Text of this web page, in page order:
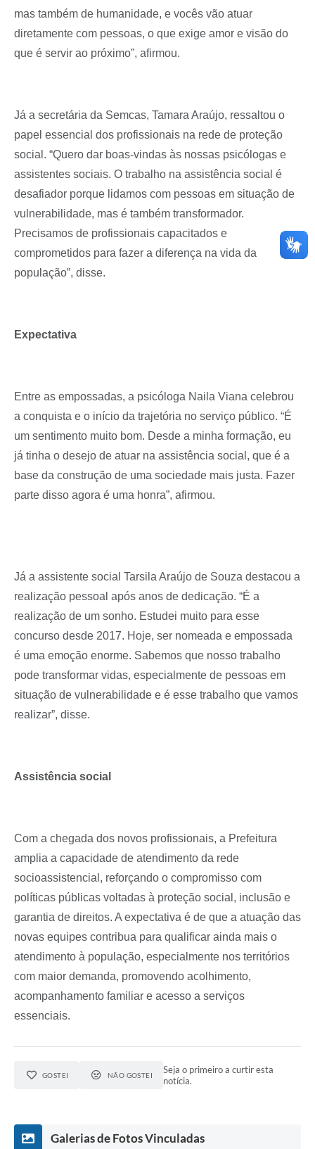
mas também de humanidade, e vocês vão atuar
diretamente com pessoas, o que exige amor e visão do
que é servir ao próximo”, afirmou.
Já a secretária da Semcas, Tamara Araújo, ressaltou o
papel essencial dos profissionais na rede de proteção
social. “Quero dar boas-vindas às nossas psicólogas e
assistentes sociais. O trabalho na assistência social é
desafiador porque lidamos com pessoas em situação de
vulnerabilidade, mas é também transformador.
Precisamos de profissionais capacitados e
comprometidos para fazer a diferença na vida da
população”, disse.
Expectativa
Entre as empossadas, a psicóloga Naila Viana celebrou
a conquista e o início da trajetória no serviço público. “É
um sentimento muito bom. Desde a minha formação, eu
já tinha o desejo de atuar na assistência social, que é a
base da construção de uma sociedade mais justa. Fazer
parte disso agora é uma honra”, afirmou.
Já a assistente social Tarsila Araújo de Souza destacou a
realização pessoal após anos de dedicação. “É a
realização de um sonho. Estudei muito para esse
concurso desde 2017. Hoje, ser nomeada e empossada
é uma emoção enorme. Sabemos que nosso trabalho
pode transformar vidas, especialmente de pessoas em
situação de vulnerabilidade e é esse trabalho que vamos
realizar”, disse.
Assistência social
Com a chegada dos novos profissionais, a Prefeitura
amplia a capacidade de atendimento da rede
socioassistencial, reforçando o compromisso com
políticas públicas voltadas à proteção social, inclusão e
garantia de direitos. A expectativa é de que a atuação das
novas equipes contribua para qualificar ainda mais o
atendimento à população, especialmente nos territórios
com maior demanda, promovendo acolhimento,
acompanhamento familiar e acesso a serviços
essenciais.
GOSTEI NÃO GOSTEI
Seja o primeiro a curtir esta
notícia.
Galerias de Fotos Vinculadas